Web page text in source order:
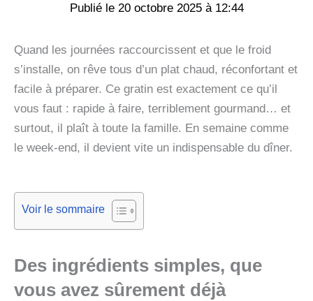
20 octobre 2025 à 12:44
Quand les journées raccourcissent et que le froid
s’installe, on rêve tous d’un plat chaud, réconfortant et
facile à préparer. Ce gratin est exactement ce qu’il
vous faut : rapide à faire, terriblement gourmand… et
surtout, il plaît à toute la famille. En semaine comme
le week-end, il devient vite un indispensable du dîner.
Voir le sommaire
Des ingrédients simples, que
vous avez sûrement déjà